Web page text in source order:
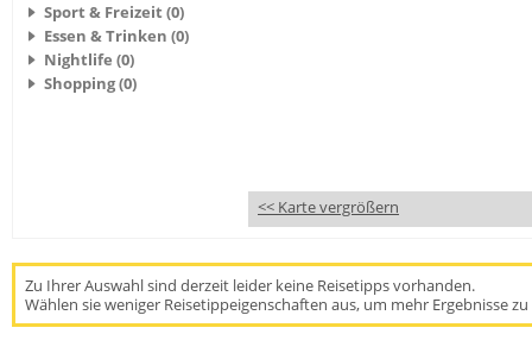
Sport & Freizeit (0)
Essen & Trinken (0)
Nightlife (0)
Shopping (0)
<< Karte vergrößern
Zu Ihrer Auswahl sind derzeit leider keine Reisetipps vorhanden.
Wählen sie weniger Reisetippeigenschaften aus, um mehr Ergebnisse